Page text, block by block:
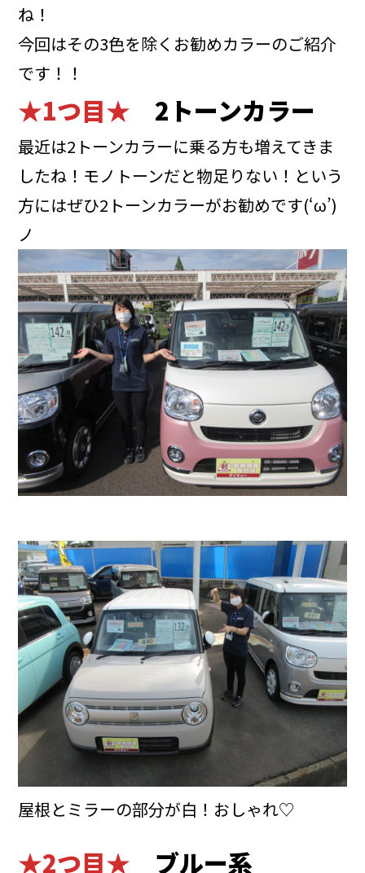
ね！
今回はその3色を除くお勧めカラーのご紹介
です！！
★1つ目★ 2トーンカラー
最近は2トーンカラーに乗る方も増えてきま
したね！モノトーンだと物足りない！という
方にはぜひ2トーンカラーがお勧めです(‘ω’)
ノ
屋根とミラーの部分が白！おしゃれ♡
★2つ目★ ブルー系